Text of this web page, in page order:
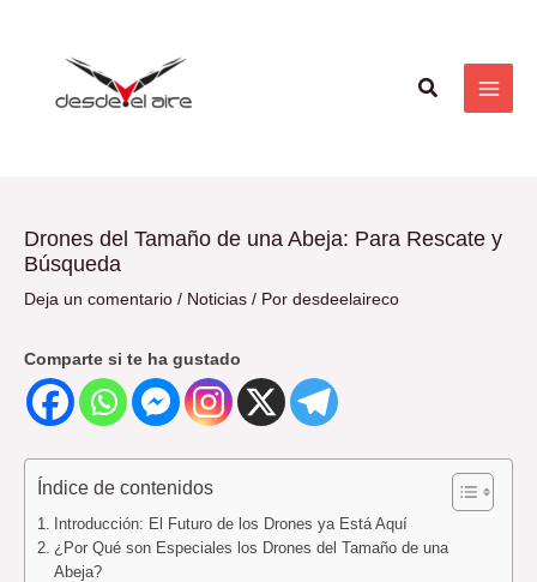
Buscar
Drones del Tamaño de una Abeja: Para Rescate y
Búsqueda
Deja un comentario / Noticias / Por desdeelaireco
Comparte si te ha gustado
Índice de contenidos
Introducción: El Futuro de los Drones ya Está Aquí
¿Por Qué son Especiales los Drones del Tamaño de una
Abeja?
entradas